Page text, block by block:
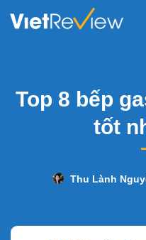
Top 8 bếp
tốt
Thu Lành